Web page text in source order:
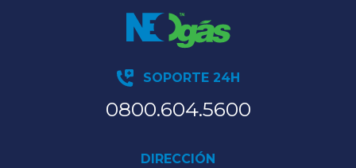
SOPORTE 24H
0800.604.5600
DIRECCIÓN